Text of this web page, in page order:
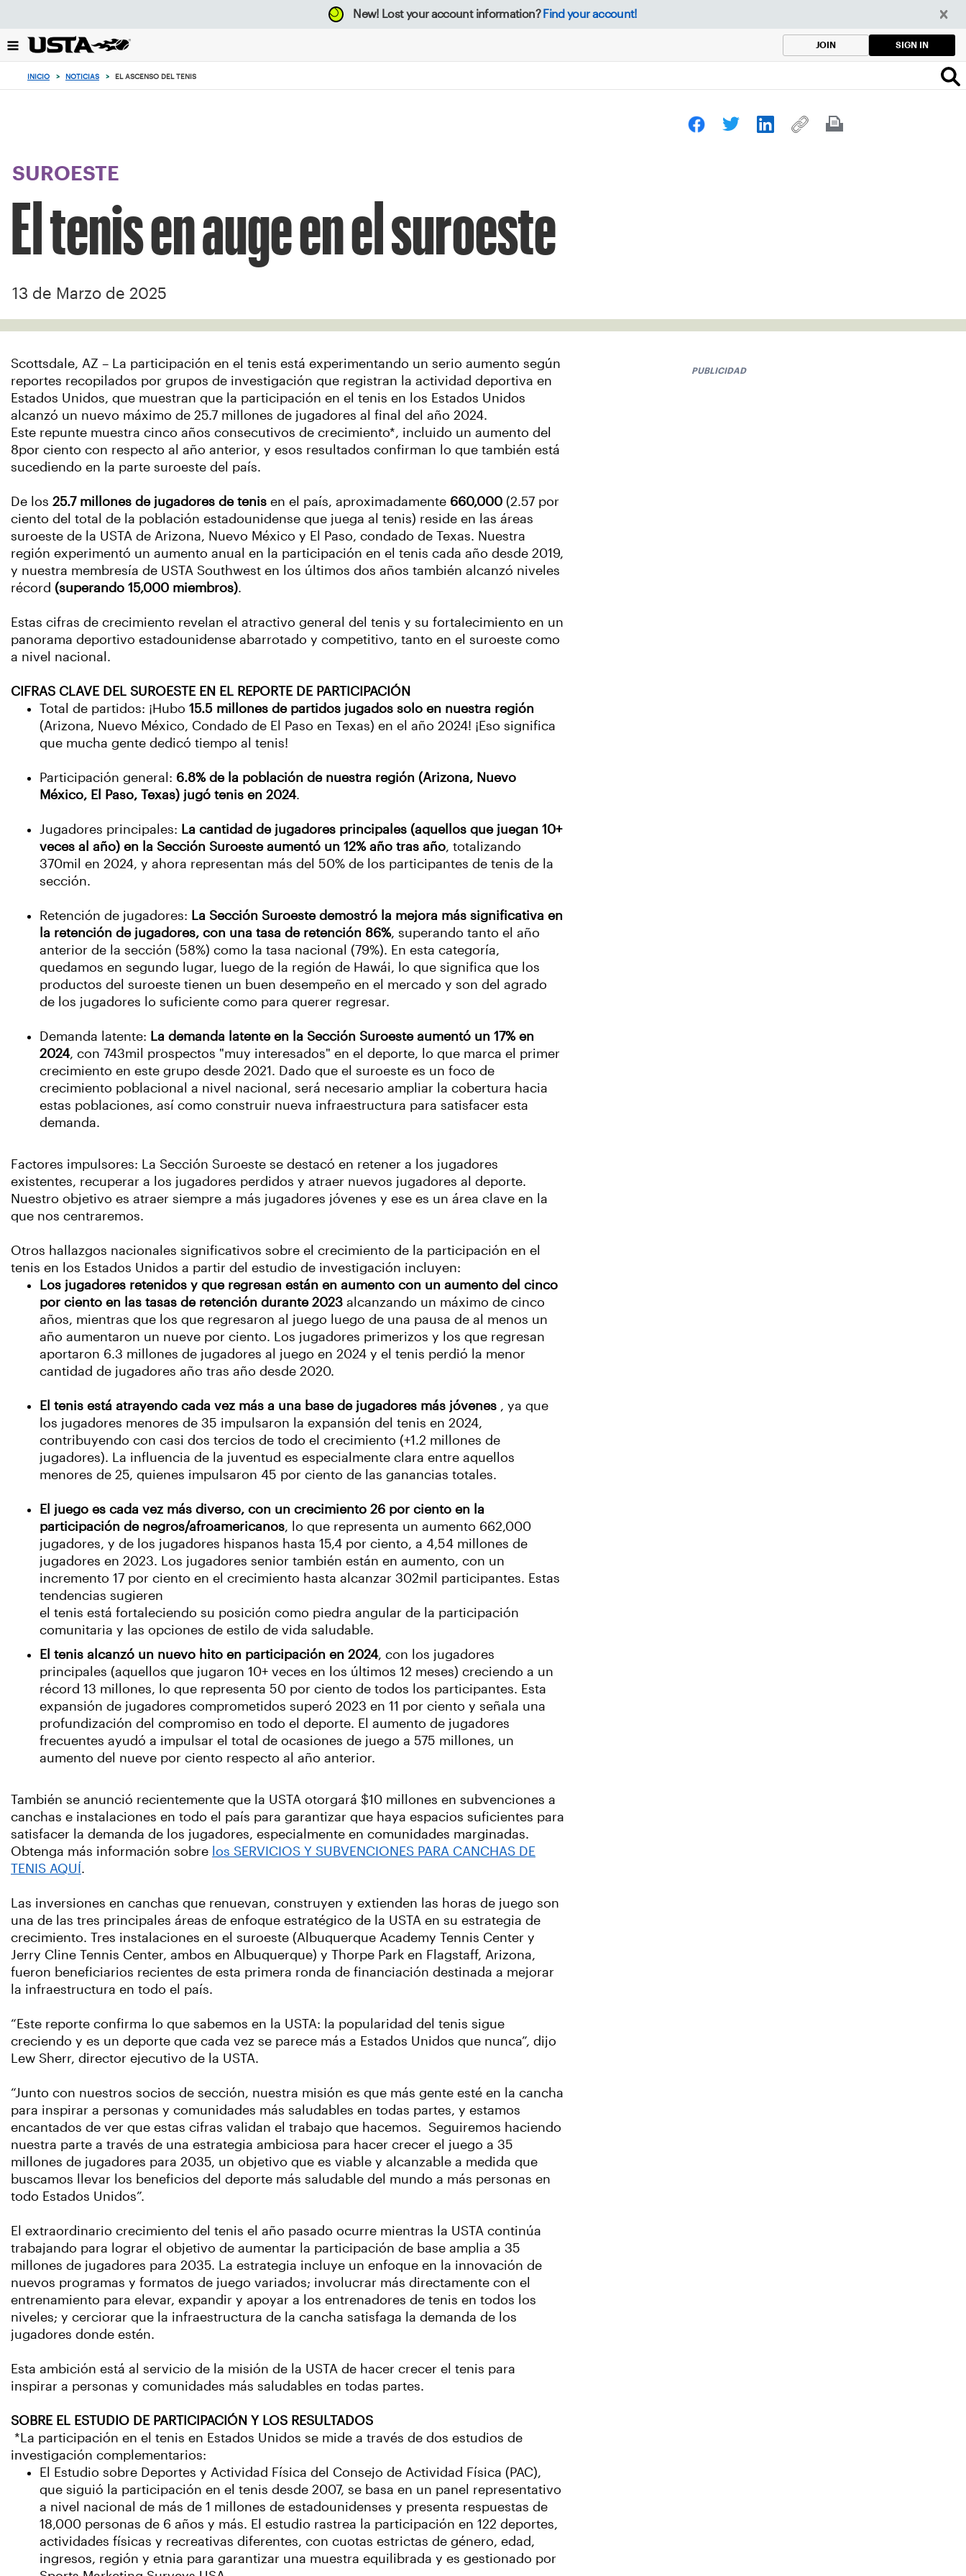
el
botón
New! Lost your account information? Find your account!
JOIN SIGN IN
INICIO > NOTICIAS > EL ASCENSO DEL TENIS
SUROESTE
El tenis en auge en el suroeste
13 de Marzo de 2025
Scottsdale, AZ – La participación en el tenis está experimentando un serio aumento según
reportes recopilados por grupos de investigación que registran la actividad deportiva en
Estados Unidos, que muestran que la participación en el tenis en los Estados Unidos
alcanzó un nuevo máximo de 25.7 millones de jugadores al final del año 2024.
Este repunte muestra cinco años consecutivos de crecimiento*, incluido un aumento del
8por ciento con respecto al año anterior, y esos resultados confirman lo que también está
sucediendo en la parte suroeste del país.
De los 25.7 millones de jugadores de tenis en el país, aproximadamente 660,000 (2.57 por
ciento del total de la población estadounidense que juega al tenis) reside en las áreas
suroeste de la USTA de Arizona, Nuevo México y El Paso, condado de Texas. Nuestra
región experimentó un aumento anual en la participación en el tenis cada año desde 2019,
y nuestra membresía de USTA Southwest en los últimos dos años también alcanzó niveles
récord (superando 15,000 miembros).
Estas cifras de crecimiento revelan el atractivo general del tenis y su fortalecimiento en un
panorama deportivo estadounidense abarrotado y competitivo, tanto en el suroeste como
a nivel nacional.
CIFRAS CLAVE DEL SUROESTE EN EL REPORTE DE PARTICIPACIÓN
Total de partidos: ¡Hubo 15.5 millones de partidos jugados solo en nuestra región
(Arizona, Nuevo México, Condado de El Paso en Texas) en el año 2024! ¡Eso significa
que mucha gente dedicó tiempo al tenis!
Participación general: 6.8% de la población de nuestra región (Arizona, Nuevo
México, El Paso, Texas) jugó tenis en 2024.
Jugadores principales: La cantidad de jugadores principales (aquellos que juegan 10+
veces al año) en la Sección Suroeste aumentó un 12% año tras año, totalizando
370mil en 2024, y ahora representan más del 50% de los participantes de tenis de la
sección.
Retención de jugadores: La Sección Suroeste demostró la mejora más significativa en
la retención de jugadores, con una tasa de retención 86%, superando tanto el año
anterior de la sección (58%) como la tasa nacional (79%). En esta categoría,
quedamos en segundo lugar, luego de la región de Hawái, lo que significa que los
productos del suroeste tienen un buen desempeño en el mercado y son del agrado
de los jugadores lo suficiente como para querer regresar.
Demanda latente: La demanda latente en la Sección Suroeste aumentó un 17% en
2024, con 743mil prospectos "muy interesados" en el deporte, lo que marca el primer
crecimiento en este grupo desde 2021. Dado que el suroeste es un foco de
crecimiento poblacional a nivel nacional, será necesario ampliar la cobertura hacia
estas poblaciones, así como construir nueva infraestructura para satisfacer esta
demanda.
Factores impulsores: La Sección Suroeste se destacó en retener a los jugadores
existentes, recuperar a los jugadores perdidos y atraer nuevos jugadores al deporte.
Nuestro objetivo es atraer siempre a más jugadores jóvenes y ese es un área clave en la
que nos centraremos.
Otros hallazgos nacionales significativos sobre el crecimiento de la participación en el
tenis en los Estados Unidos a partir del estudio de investigación incluyen:
Los jugadores retenidos y que regresan están en aumento con un aumento del cinco
por ciento en las tasas de retención durante 2023 alcanzando un máximo de cinco
años, mientras que los que regresaron al juego luego de una pausa de al menos un
año aumentaron un nueve por ciento. Los jugadores primerizos y los que regresan
aportaron 6.3 millones de jugadores al juego en 2024 y el tenis perdió la menor
cantidad de jugadores año tras año desde 2020.
El tenis está atrayendo cada vez más a una base de jugadores más jóvenes , ya que
los jugadores menores de 35 impulsaron la expansión del tenis en 2024,
contribuyendo con casi dos tercios de todo el crecimiento (+1.2 millones de
jugadores). La influencia de la juventud es especialmente clara entre aquellos
menores de 25, quienes impulsaron 45 por ciento de las ganancias totales.
El juego es cada vez más diverso, con un crecimiento 26 por ciento en la
participación de negros/afroamericanos, lo que representa un aumento 662,000
jugadores, y de los jugadores hispanos hasta 15,4 por ciento, a 4,54 millones de
jugadores en 2023. Los jugadores senior también están en aumento, con un
incremento 17 por ciento en el crecimiento hasta alcanzar 302mil participantes. Estas
tendencias sugieren
el tenis está fortaleciendo su posición como piedra angular de la participación
comunitaria y las opciones de estilo de vida saludable.
El tenis alcanzó un nuevo hito en participación en 2024, con los jugadores
principales (aquellos que jugaron 10+ veces en los últimos 12 meses) creciendo a un
récord 13 millones, lo que representa 50 por ciento de todos los participantes. Esta
expansión de jugadores comprometidos superó 2023 en 11 por ciento y señala una
profundización del compromiso en todo el deporte. El aumento de jugadores
frecuentes ayudó a impulsar el total de ocasiones de juego a 575 millones, un
aumento del nueve por ciento respecto al año anterior.
También se anunció recientemente que la USTA otorgará $10 millones en subvenciones a
canchas e instalaciones en todo el país para garantizar que haya espacios suficientes para
satisfacer la demanda de los jugadores, especialmente en comunidades marginadas.
Obtenga más información sobre los SERVICIOS Y SUBVENCIONES PARA CANCHAS DE
TENIS AQUÍ .
Las inversiones en canchas que renuevan, construyen y extienden las horas de juego son
una de las tres principales áreas de enfoque estratégico de la USTA en su estrategia de
crecimiento. Tres instalaciones en el suroeste (Albuquerque Academy Tennis Center y
Jerry Cline Tennis Center, ambos en Albuquerque) y Thorpe Park en Flagstaff, Arizona,
fueron beneficiarios recientes de esta primera ronda de financiación destinada a mejorar
la infraestructura en todo el país.
“Este reporte confirma lo que sabemos en la USTA: la popularidad del tenis sigue
creciendo y es un deporte que cada vez se parece más a Estados Unidos que nunca”, dijo
Lew Sherr, director ejecutivo de la USTA.
“Junto con nuestros socios de sección, nuestra misión es que más gente esté en la cancha
para inspirar a personas y comunidades más saludables en todas partes, y estamos
encantados de ver que estas cifras validan el trabajo que hacemos. Seguiremos haciendo
nuestra parte a través de una estrategia ambiciosa para hacer crecer el juego a 35
millones de jugadores para 2035, un objetivo que es viable y alcanzable a medida que
buscamos llevar los beneficios del deporte más saludable del mundo a más personas en
todo Estados Unidos”.
El extraordinario crecimiento del tenis el año pasado ocurre mientras la USTA continúa
trabajando para lograr el objetivo de aumentar la participación de base amplia a 35
millones de jugadores para 2035. La estrategia incluye un enfoque en la innovación de
nuevos programas y formatos de juego variados; involucrar más directamente con el
entrenamiento para elevar, expandir y apoyar a los entrenadores de tenis en todos los
niveles; y cerciorar que la infraestructura de la cancha satisfaga la demanda de los
jugadores donde estén.
Esta ambición está al servicio de la misión de la USTA de hacer crecer el tenis para
inspirar a personas y comunidades más saludables en todas partes.
SOBRE EL ESTUDIO DE PARTICIPACIÓN Y LOS RESULTADOS
*La participación en el tenis en Estados Unidos se mide a través de dos estudios de
investigación complementarios:
El Estudio sobre Deportes y Actividad Física del Consejo de Actividad Física (PAC),
que siguió la participación en el tenis desde 2007, se basa en un panel representativo
a nivel nacional de más de 1 millones de estadounidenses y presenta respuestas de
18,000 personas de 6 años y más. El estudio rastrea la participación en 122 deportes,
actividades físicas y recreativas diferentes, con cuotas estrictas de género, edad,
ingresos, región y etnia para garantizar una muestra equilibrada y es gestionado por
PUBLICIDAD